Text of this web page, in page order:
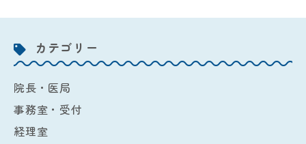
カテゴリー
院長・医局
事務室・受付
経理室